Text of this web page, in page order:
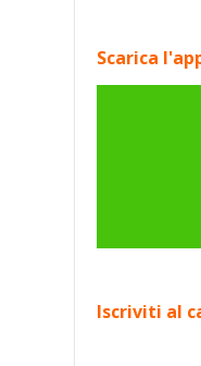
Scarica
Iscriviti al